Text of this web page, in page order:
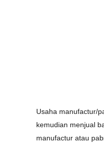
Usaha manufactur/
kemudian menjual
manufactur atau